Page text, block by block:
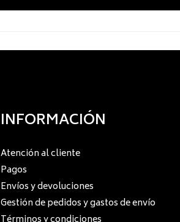
INFORMACIÓN
Atención al cliente
Pagos
Envíos y devoluciones
Gestión de pedidos y gastos de envío